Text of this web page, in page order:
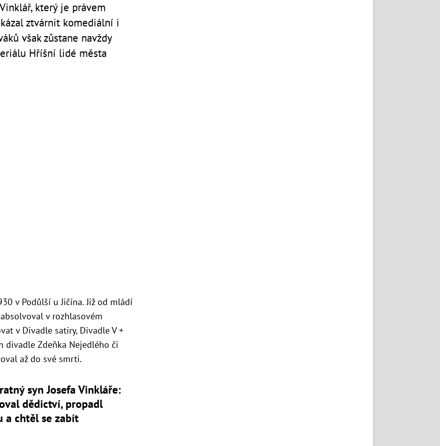
který je právem
ztvárnit komediální i
však zůstane navždy
Hříšní lidé města
v Podůlší u Jičína. Již od mládí
v rozhlasovém
v Divadle satiry, Divadle V +
divadle Zdeňka Nejedlého či
až do své smrti.
syn Josefa Vinkláře:
dědictví, propadl
a chtěl se zabít